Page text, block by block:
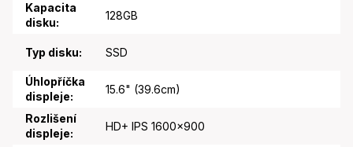
Kapacita
disku:
128GB
Typ disku: SSD
Úhlopříčka
displeje:
15.6" (39.6cm)
Rozlišení
displeje:
HD+ IPS 1600x900